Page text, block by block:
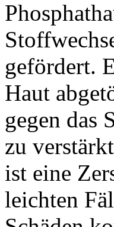
gefördert.
Haut
gegen das
zu
ist eine
leichten